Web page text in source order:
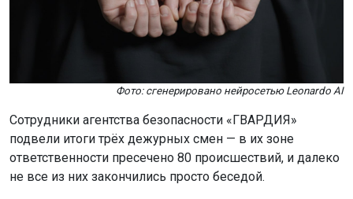
Фото: сгенерировано нейросетью Leonardo AI
Сотрудники агентства безопасности «ГВАРДИЯ»
подвели итоги трёх дежурных смен — в их зоне
ответственности пресечено 80 происшествий, и далеко
не все из них закончились просто беседой.